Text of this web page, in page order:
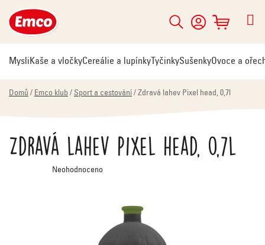
na
obsah
Hledat
NÁKUPNÍ
KOŠÍK
MysliKaše a vločkyCereálie a lupínky TyčinkySušenkyOvoce a
Domů / Emco klub / Sport a cestování / Zdravá lahev Pixel head, 0,7l
Zdravá lahev Pixel head, 0,7l
Průměrné
hodnocení
Neohodnoceno